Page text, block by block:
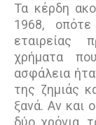
Τα κέρδη
1968,
εταιρείας
χρήµατα
ασφάλεια
της ζηµιάς
ξανά. Αν και
δύο χρόνια,